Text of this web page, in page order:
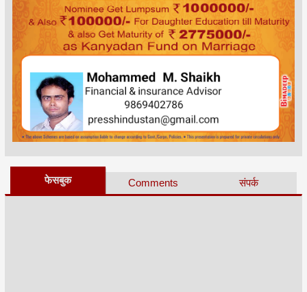
फेसबुक Comments संपर्क